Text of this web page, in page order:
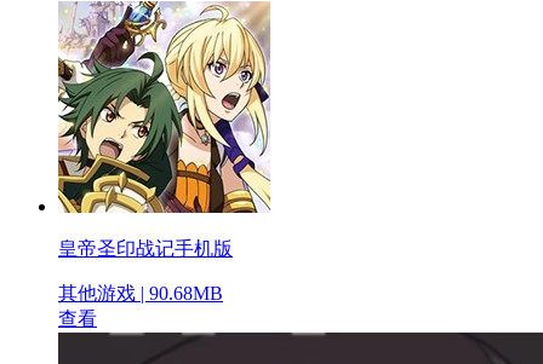
皇帝圣印战记手机版
其他游戏 | 90.68MB
查看